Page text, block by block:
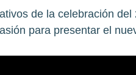
de la celebración
para presentar el